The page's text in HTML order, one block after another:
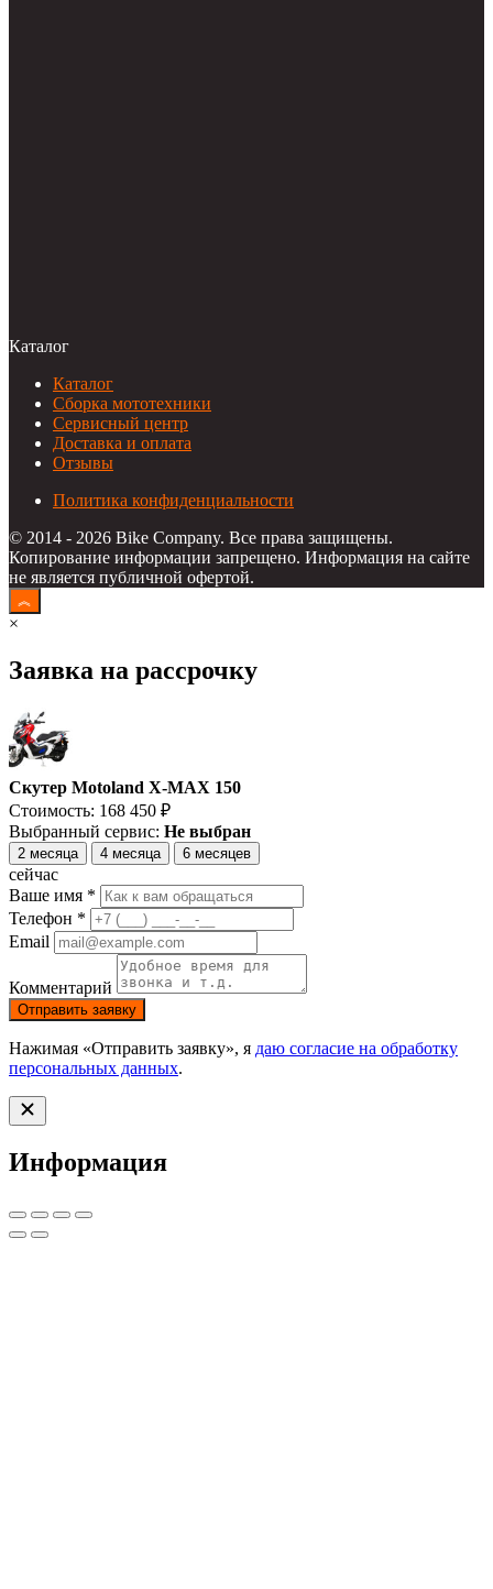
Каталог
Каталог
Сборка мототехники
Сервисный центр
Доставка и оплата
Отзывы
Политика конфиденциальности
© 2014 - 2026 Bike Company. Все права защищены.
Копирование информации запрещено. Информация на сайте
не является публичной офертой.
×
Заявка на рассрочку
Скутер Motoland X-MAX 150
Стоимость: 168 450 ₽
Выбранный сервис: Не выбран
2 месяца 4 месяца 6 месяцев
сейчас
Ваше имя *
Телефон *
Email
Комментарий
Отправить заявку
Нажимая «Отправить заявку», я даю согласие на обработку
персональных данных.
Информация